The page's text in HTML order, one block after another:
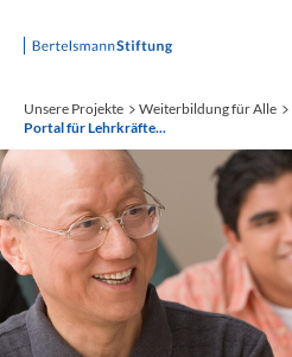
Startseite
Unsere Projekte Weiterbildung für Alle
Portal für Lehrkräfte...